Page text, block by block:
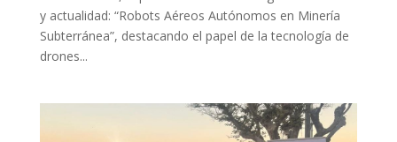
y actualidad: “Robots Aéreos Autónomos en Minería
Subterránea”, destacando el papel de la tecnología de
drones...